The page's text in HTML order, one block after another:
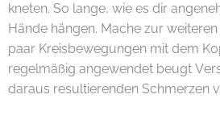
kneten. So lange, wie es dir
Hände hängen. Mache zur
paar Kreisbewegungen mit dem
regelmäßig angewendet beugt
daraus resultierenden Schmerzen